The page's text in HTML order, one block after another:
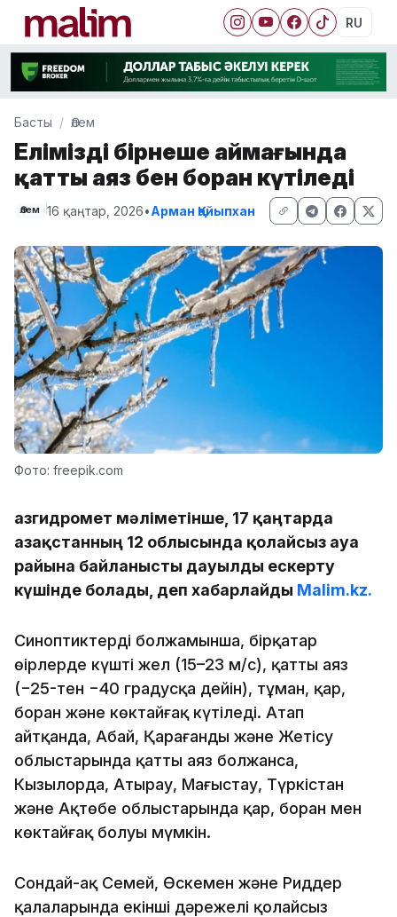
RU
Басты Әлем
Еліміздің бірнеше аймағында
қатты аяз бен боран күтіледі
Әлем 16 қаңтар, 2026•Арман Қайыпхан
Фото: freepik.com
Қазгидромет мәліметінше, 17 қаңтарда
Қазақстанның 12 облысында қолайсыз ауа
райына байланысты дауылды ескерту
күшінде болады, деп хабарлайды Malim.kz.
Синоптиктердің болжамынша, бірқатар
өңірлерде күшті жел (15–23 м/с), қатты аяз
(−25-тен −40 градусқа дейін), тұман, қар,
боран және көктайғақ күтіледі. Атап
айтқанда, Абай, Қарағанды және Жетісу
облыстарында қатты аяз болжанса,
Кызылорда, Атырау, Маңғыстау, Түркістан
және Ақтөбе облыстарында қар, боран мен
көктайғақ болуы мүмкін.
Сондай-ақ Семей, Өскемен және Риддер
қалаларында екінші дәрежелі қолайсыз